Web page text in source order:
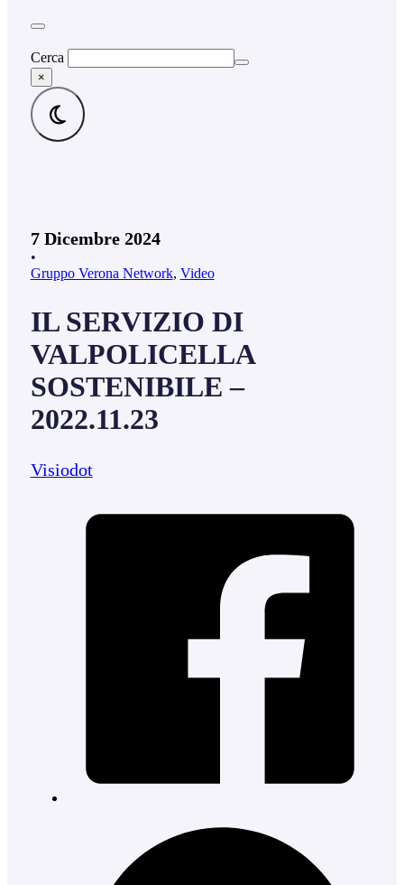
Cerca
×
7 Dicembre 2024
•
Gruppo Verona Network, Video
IL SERVIZIO DI
VALPOLICELLA
SOSTENIBILE –
2022.11.23
Visiodot